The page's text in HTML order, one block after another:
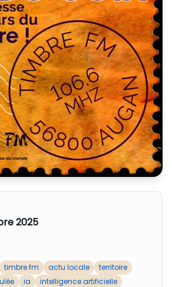
Participer
Ateliers
2025
timbre fm actu locale
territoire
ia
intelligence artificielle